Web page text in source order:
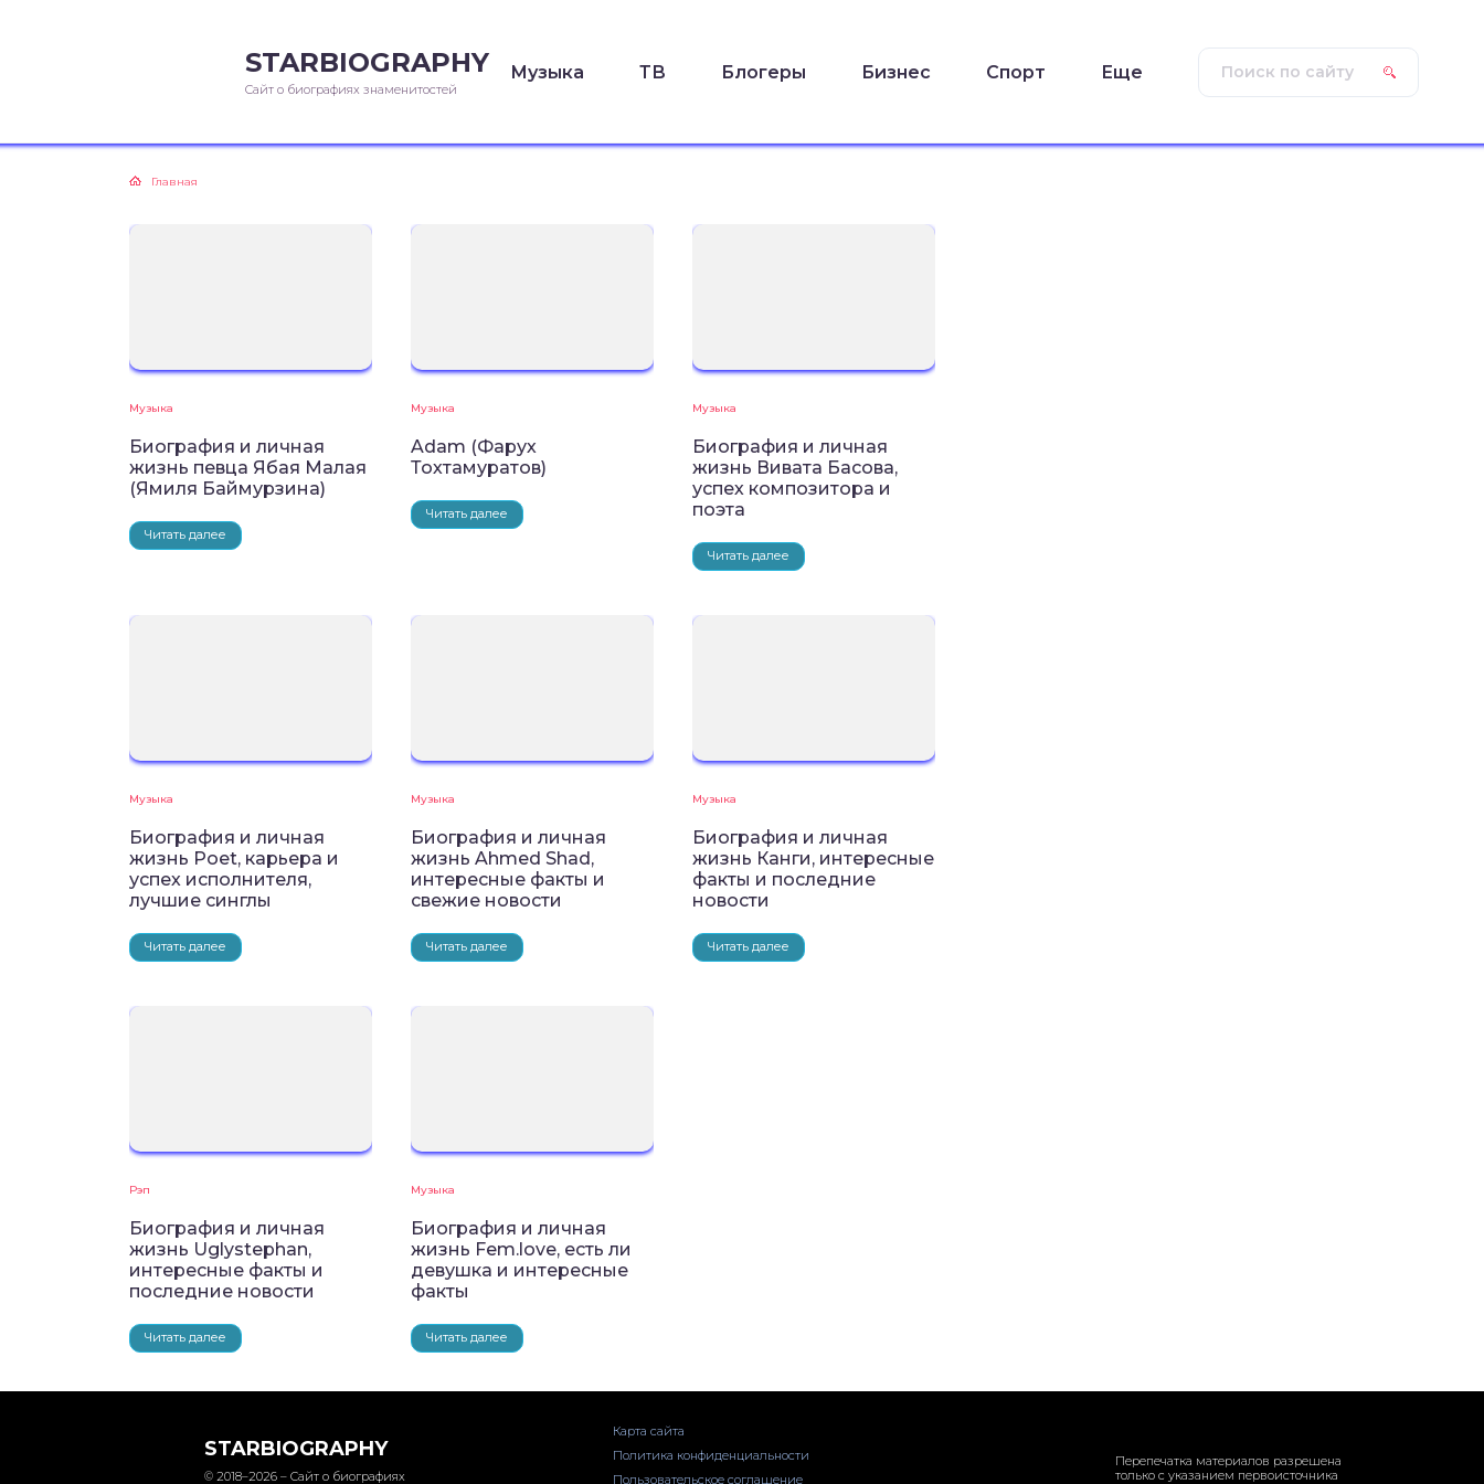
STARBIOGRAPHY
Сайт о биографиях знаменитостей
Музыка ТВ Блогеры Бизнес Спорт Еще
Главная
Музыка
Биография и личная
жизнь певца Ябая Малая
(Ямиля Баймурзина)
Читать далее
Музыка
Adam (Фарух
Тохтамуратов)
Читать далее
Музыка
Биография и личная
жизнь Вивата Басова,
успех композитора и
поэта
Читать далее
Музыка
Биография и личная
жизнь Poet, карьера и
успех исполнителя,
лучшие синглы
Читать далее
Музыка
Биография и личная
жизнь Ahmed Shad,
интересные факты и
свежие новости
Читать далее
Музыка
Биография и личная
жизнь Канги, интересные
факты и последние
новости
Читать далее
Рэп
Биография и личная
жизнь Uglystephan,
интересные факты и
последние новости
Читать далее
Музыка
Биография и личная
жизнь Fem.love, есть ли
девушка и интересные
факты
Читать далее
STARBIOGRAPHY
© 2018–2026 – Сайт о биографиях
Карта сайта
Политика конфиденциальности
Пользовательское соглашение
Перепечатка материалов разрешена
только с указанием первоисточника